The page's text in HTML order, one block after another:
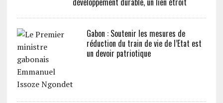
Gabon : Soutenir les mesures de
réduction du train de vie de l’Etat est
un devoir patriotique